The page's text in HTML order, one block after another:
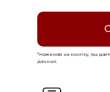
*Нажимая на кнопку, вы
данных